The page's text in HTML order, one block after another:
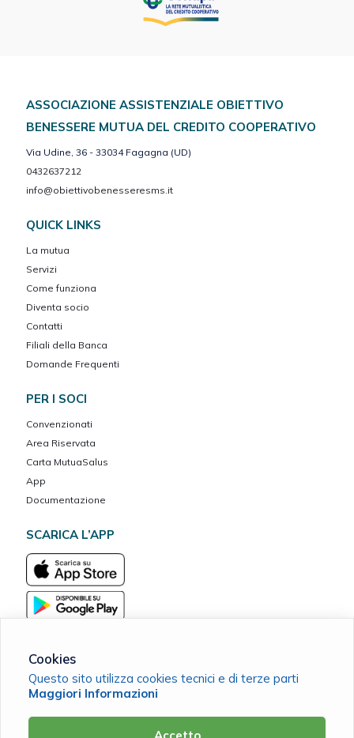
ASSOCIAZIONE ASSISTENZIALE OBIETTIVO
BENESSERE MUTUA DEL CREDITO COOPERATIVO
Via Udine, 36 - 33034 Fagagna (UD)
0432637212
info@obiettivobenesseresms.it
QUICK LINKS
La mutua
Servizi
Come funziona
Diventa socio
Contatti
Filiali della Banca
Domande Frequenti
PER I SOCI
Convenzionati
Area Riservata
Carta MutuaSalus
App
Documentazione
SCARICA L’APP
Associazione Assistenziale OBIETTIVO BENESSERE Mutua del
C.F. 94111810308 |Cookie Policy|Privacy Policy
Cookies
Questo sito utilizza cookies tecnici e di terze parti
Maggiori Informazioni